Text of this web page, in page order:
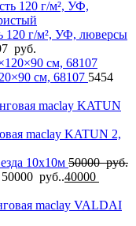
120 г/м², УФ, люверсы
руб.
см, 68107 5454
maclay KATUN 2,
10х10м 50000руб.
50000 руб..40000